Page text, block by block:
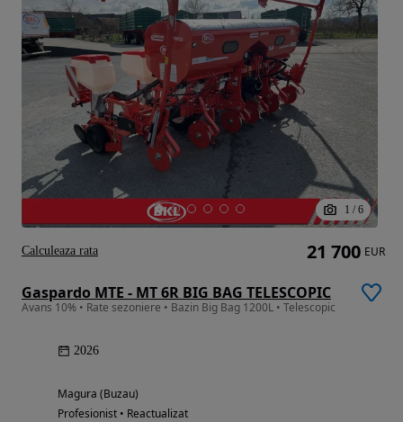
1 / 6
Gaspardo MTE - MT 6R BIG BAG TELESCOPIC
Avans 10% • Rate sezoniere • Bazin Big Bag 1200L • Telescopic
2026
Magura (Buzau)
Profesionist • Reactualizat
21 700 EUR
Calculeaza rata